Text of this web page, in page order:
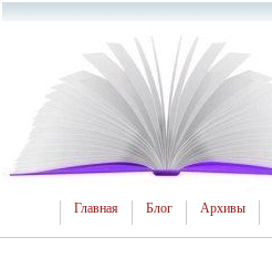
Главная Блог Архивы